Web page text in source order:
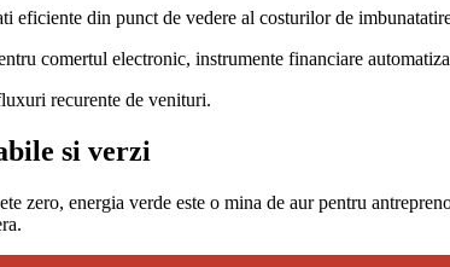
eficiente din punct de vedere al costurilor de
comertul electronic, instrumente financiare
recurente de venituri.
si verzi
zero, energia verde este o mina de aur pentru